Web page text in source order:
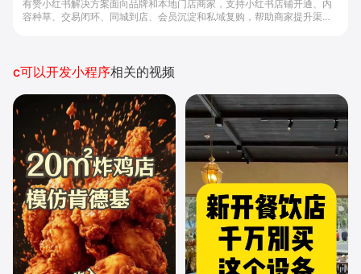
有赞小红书解决方案面向品牌和本地门店商家，支持小红书店铺开通、内
容种草、交易闭环、同城到店、会员沉淀和私域复购，帮助商家提升渠道
c可以开发小程序相关的视频